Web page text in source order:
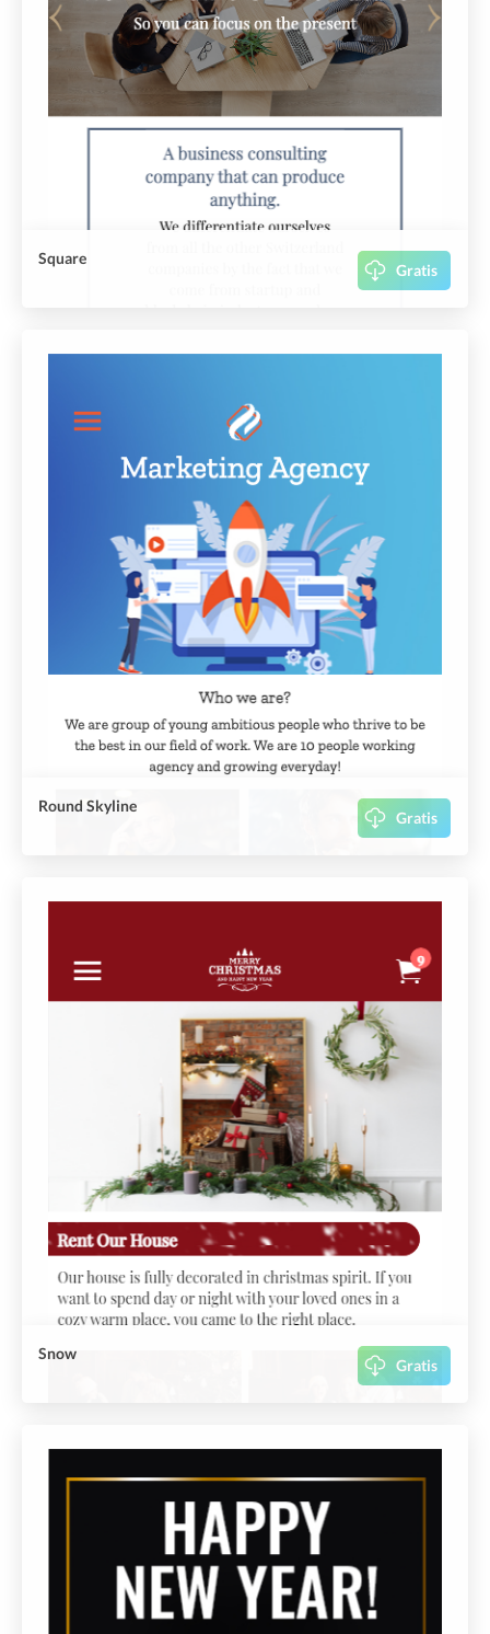
Square
Gratis
Round Skyline
Gratis
Snow
Gratis